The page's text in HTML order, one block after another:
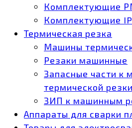
Комплектующие
Комплектующие
Термическая резка
Машины
Резаки машинные
Запасные части к
термической резки
ЗИП к машинным
Аппараты для сварки